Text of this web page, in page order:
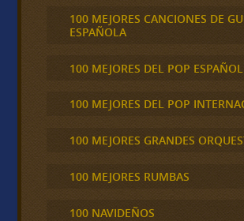
100 MEJORES CANCIONES DE
ESPAÑOLA
100 MEJORES DEL POP
100 MEJORES DEL POP
100 MEJORES GRANDES
100 MEJORES RUMBAS
100 NAVIDEÑOS